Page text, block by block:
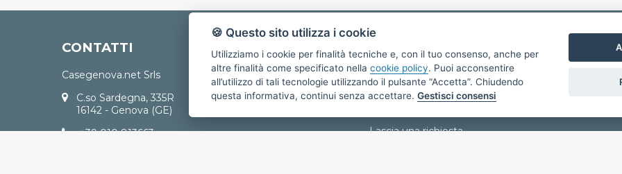
CONTATTI
Casegenova.net Srls
C.so Sardegna, 335R
16142 - Genova (GE)
+39 010 813663
LINK UTILI
Chi Siamo
Lascia una richiesta
🍪 Questo sito utilizza i cookie
Utilizziamo i cookie per finalità tecniche e, con il tuo consenso, anche per
altre finalità come specificato nella cookie policy. Puoi acconsentire
all’utilizzo di tali tecnologie utilizzando il pulsante “Accetta”. Chiudendo
questa informativa, continui senza accettare. Gestisci consensi